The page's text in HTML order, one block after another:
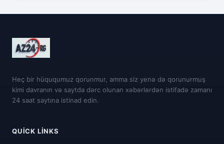
Heç bir hüququmuz qorunmur, amma siz yenə də qorunurmuş
kimi davranın və saytda dərc olunan xəbərlərdən istifadə zamanı
24 saat saytına istinad edin.
QUICK LINKS